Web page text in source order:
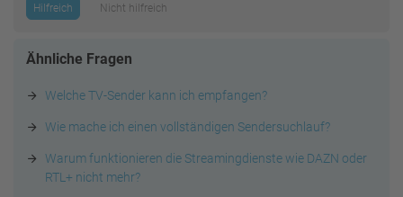
Hilfreich Nicht hilfreich
Ähnliche Fragen
Welche TV-Sender kann ich empfangen?
Wie mache ich einen vollständigen Sendersuchlauf?
Warum funktionieren die Streamingdienste wie DAZN oder
RTL+ nicht mehr?